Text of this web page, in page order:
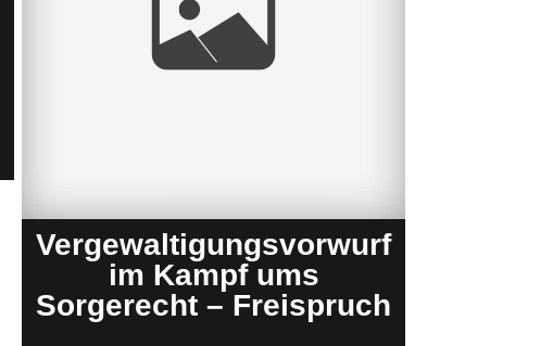
Vergewaltigungsvorwurf
im Kampf ums
Sorgerecht – Freispruch